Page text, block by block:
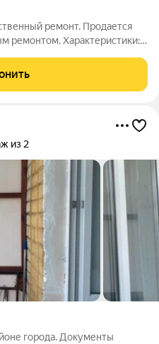
ремонт. Продается
ремонтом. Характеристики:
вариант). Установлена
из 2
города. Документы